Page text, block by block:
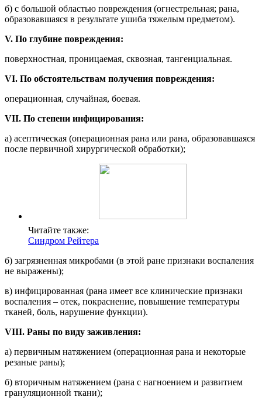
б) с большой областью повреждения (огнестрельная; рана,
образовавшаяся в результате ушиба тяжелым предметом).
V. По глубине повреждения:
поверхностная, проницаемая, сквозная, тангенциальная.
VI. По обстоятельствам получения повреждения:
операционная, случайная, боевая.
VII. По степени инфицирования:
а) асептическая (операционная рана или рана, образовавшаяся
после первичной хирургической обработки);
Читайте также:
Синдром Рейтера
б) загрязненная микробами (в этой ране признаки воспаления
не выражены);
в) инфицированная (рана имеет все клинические признаки
воспаления – отек, покраснение, повышение температуры
тканей, боль, нарушение функции).
VIII. Раны по виду заживления:
а) первичным натяжением (операционная рана и некоторые
резаные раны);
б) вторичным натяжением (рана с нагноением и развитием
грануляционной ткани);